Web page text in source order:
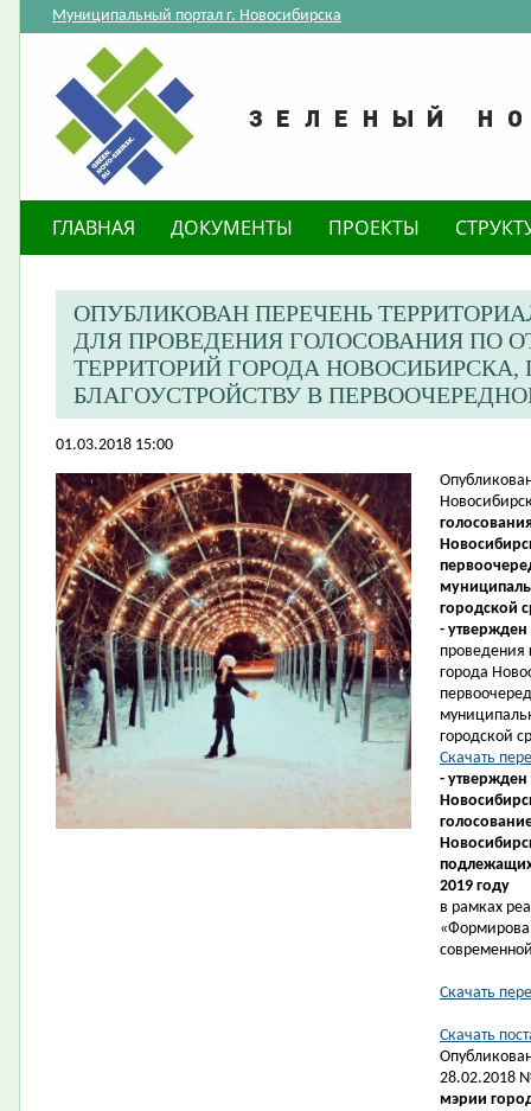
Муниципальный портал г. Новосибирска
ГЛАВНАЯ ДОКУМЕНТЫ ПРОЕКТЫ
ОПУБЛИКОВАН ПЕРЕЧЕНЬ
ДЛЯ ПРОВЕДЕНИЯ ГОЛОСОВАНИЯ ПО
ТЕРРИТОРИЙ ГОРОДА
БЛАГОУСТРОЙСТВУ В
01.03.2018 15:00
городской
-
проведения
города
городской
Скачать
- утвержден
подлежащих
2019 году
в рамках
Скачать
Скачать
28.02.2018
мэрии